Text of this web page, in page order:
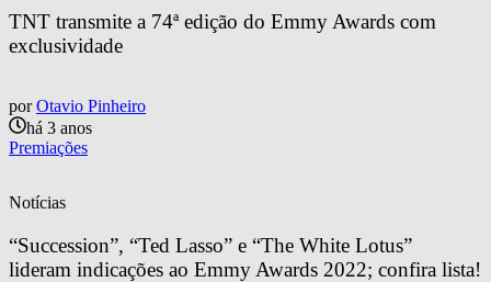
TNT transmite a 74ª edição do Emmy Awards com
exclusividade
por Otavio Pinheiro
há 3 anos
Premiações
Notícias
“Succession”, “Ted Lasso” e “The White Lotus”
lideram indicações ao Emmy Awards 2022; confira lista!